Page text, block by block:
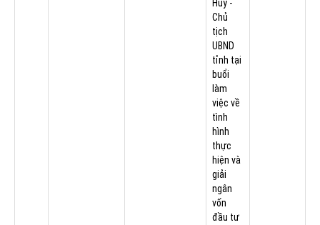
Huy -
Chủ
tịch
UBND
tỉnh tại
buổi
làm
việc về
tình
hình
thực
hiện và
giải
ngân
vốn
đầu tư